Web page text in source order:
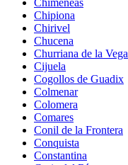
Chipiona
Chirivel
Chucena
Churriana de la Vega
Cijuela
Cogollos de Guadix
Colmenar
Colomera
Comares
Conil de la Frontera
Conquista
Constantina